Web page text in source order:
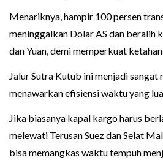
Menariknya, hampir 100 persen
meninggalkan Dolar AS dan beralih
dan Yuan, demi memperkuat
Jalur Sutra Kutub ini menjadi sangat
menawarkan efisiensi waktu yang
Jika biasanya kapal kargo harus
melewati Terusan Suez dan Selat
bisa memangkas waktu tempuh